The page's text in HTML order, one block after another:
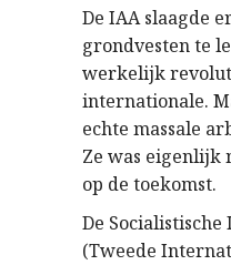
De IAA slaagde
grondvesten te
werkelijk
internationale.
echte massale
Ze was eigenlijk
op de toekomst.
De
(Tweede